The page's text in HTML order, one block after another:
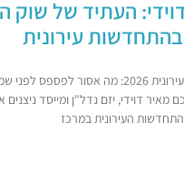
העתיד של שוק
עירונית
התחדשות עירונית 2026: מה אסור
מאיר דוידי, יזם נדל"ן ומייסד ניצנים
העירונית במרכז